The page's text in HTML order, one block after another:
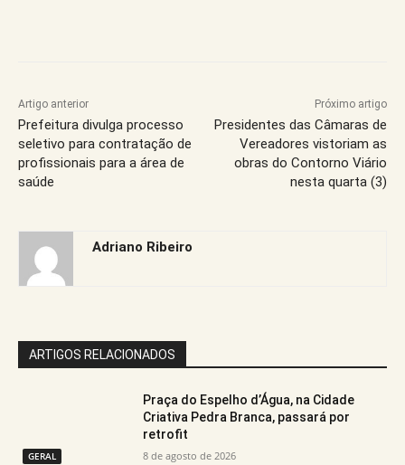
Artigo anterior
Prefeitura divulga processo
seletivo para contratação de
profissionais para a área de
saúde
Próximo artigo
Presidentes das Câmaras de
Vereadores vistoriam as
obras do Contorno Viário
nesta quarta (3)
Adriano Ribeiro
ARTIGOS RELACIONADOS
GERAL
Praça do Espelho d’Água, na Cidade
Criativa Pedra Branca, passará por
retrofit
8 de agosto de 2026